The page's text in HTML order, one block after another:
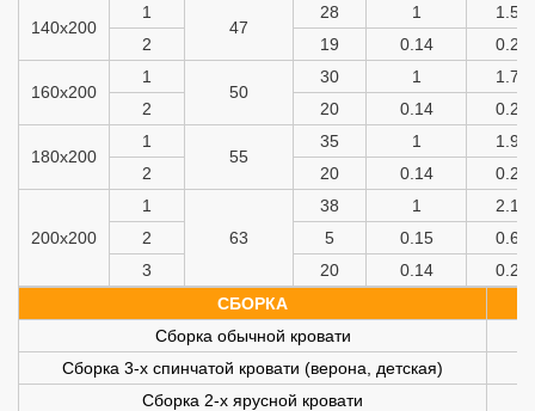
140х200
1
47
28 1
1.57
2
19 0.14 0.26
160х200
1
50
30 1
1.77
2
20 0.14 0.26
180х200
1
55
35 1
1.97
2
20 0.14 0.26
200х200
1
63
38 1
2.17
2
5 0.15
0.65
3
20 0.14
0.26
СБОРКА
Сборка обычной кровати
Сборка 3-х спинчатой кровати (верона, детская)
Сборка 2-х ярусной кровати